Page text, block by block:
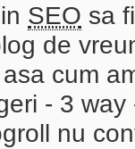
SEO sa
de
cum
- 3
nu